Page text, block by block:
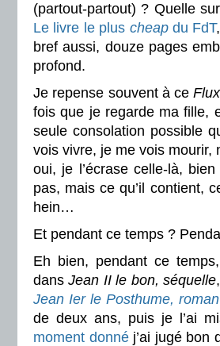
(partout-partout) ? Quelle
Le livre le plus cheapdu FdT
bref aussi, douze pages
profond.
Je repense souvent à ceFlux
fois que je regarde ma fille,
seule consolation possible
vois vivre, je me vois mourir,
oui, je l’écrase celle-là,
pas, mais ce qu’il contient,
hein…
Et pendant ce temps ?
Eh bien, pendant ce
dansJean II le bon, séquelle
Jean Ier le Posthume,
de deux ans, puis je l’ai
moment donnéj’ai jugé bon